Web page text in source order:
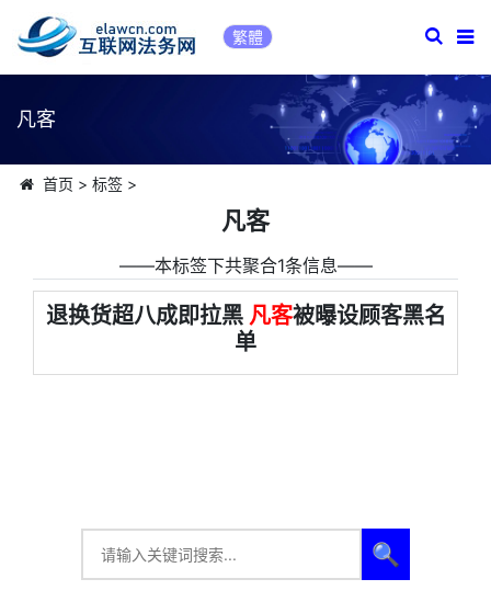
繁體
凡客
首页 > 标签>
凡客
――本标签下共聚合1条信息――
退换货超八成即拉黑 凡客被曝设顾客黑名
单
🔍